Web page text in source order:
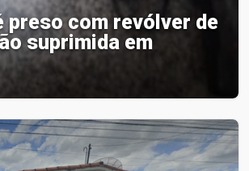
preso com revólver de
suprimida em